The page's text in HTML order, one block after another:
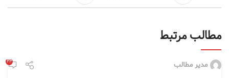
مطالب مرتبط
مدیر مطالب ۲۳